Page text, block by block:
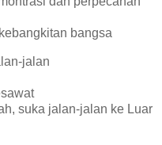
bangsa
jalan
suka jalan-jalan ke Luar